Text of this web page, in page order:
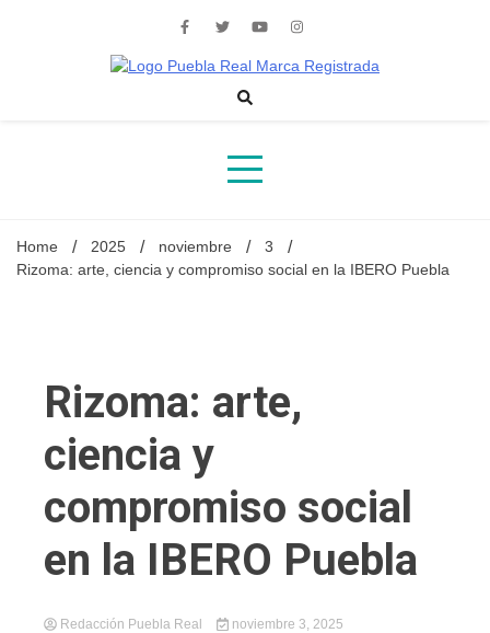
Noticias de actualidad de Puebla, México y el mundo
Home 2025 noviembre
3
Rizoma: arte, ciencia y compromiso social en la IBERO Puebla
Rizoma: arte,
ciencia y
compromiso social
en la IBERO Puebla
Redacción Puebla Real
noviembre 3, 2025